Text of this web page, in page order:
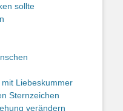
sollte
Liebeskummer
Sternzeichen
verändern